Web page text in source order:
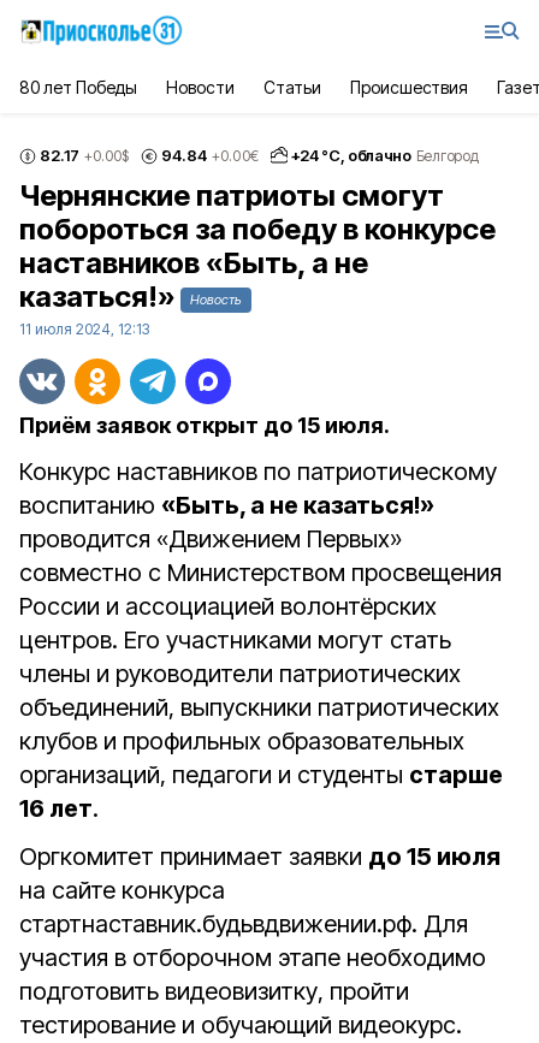
80 лет Победы Новости Статьи Происшествия
82.17 +0.00$ 94.84 +0.00€ +24°С, облачно Белгород
Чернянские патриоты смогут
побороться за победу в конкурсе
наставников «Быть, а не
казаться!»
Новость
11 июля 2024, 12:13
Приём заявок открыт до 15 июля.
Конкурс наставников по патриотическому
воспитанию «Быть, а не казаться!»
проводится «Движением Первых»
совместно с Министерством просвещения
России и ассоциацией волонтёрских
центров. Его участниками могут стать
члены и руководители патриотических
объединений, выпускники патриотических
клубов и профильных образовательных
организаций, педагоги и студенты старше
16 лет.
Оргкомитет принимает заявки до 15 июля
на сайте конкурса
стартнаставник.будьвдвижении.рф. Для
участия в отборочном этапе необходимо
подготовить видеовизитку, пройти
тестирование и обучающий видеокурс.